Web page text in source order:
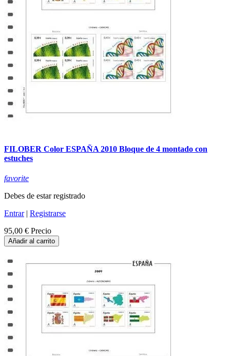
FILOBER Color ESPAÑA 2010 Bloque de 4 montado con
estuches
favorite
Debes de estar registrado
Entrar| Registrarse
95,00 € Precio
Añadir al carrito